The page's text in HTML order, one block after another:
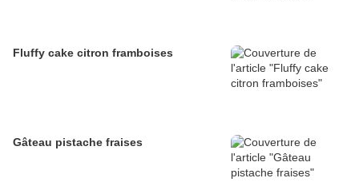
Fluffy cake citron framboises
Gâteau pistache fraises